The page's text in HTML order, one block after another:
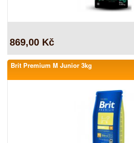
869,00 Kč
Brit Premium M Junior 3kg